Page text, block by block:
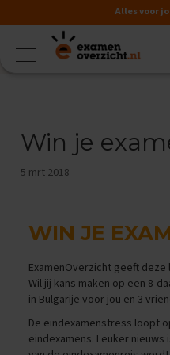
Alles voor
VMBO
k
k
n
r
r
i
j
k
s
k
u
Win je
5 mrt 2018
WIN JE
ExamenOverzicht geeft
Wil jij kans maken op een 8-
in Bulgarije voor jou en 3
De eindexamenstress loopt
eindexamens. Leuker